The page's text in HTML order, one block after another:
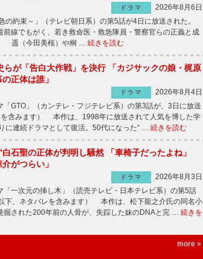
ドラマ
2026年8月6日
約束～」（テレビ朝日系）の第5話が4日に放送された。
線でもがく、若き救命医・救急隊員・警察官らの正義と成
遥（今田美桜）や桐 … 続きを読む
らが「告白大作戦」を決行 「カジサックの娘・梶原
正体は誰」
ドラマ
2026年8月4日
GTO」（カンテレ・フジテレビ系）の第3話が、3日に放送
含みます） 本作は、1998年に放送されて人気を博した学
に連続ドラマとして復活。50代になった“ … 続きを読む
白石聖の正体が判明し騒然 「車椅子だったよね」
がつらい」
ドラマ
2026年8月3日
一次元の挿し木」（読売テレビ・日本テレビ系）の第5話
下、ネタバレを含みます） 本作は、松下龍之介氏の同名小
掘された200年前の人骨が、失踪した妹のDNAと完 … 続きを
more »